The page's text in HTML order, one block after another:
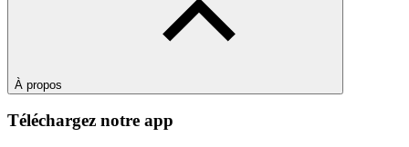
À propos
Téléchargez notre app